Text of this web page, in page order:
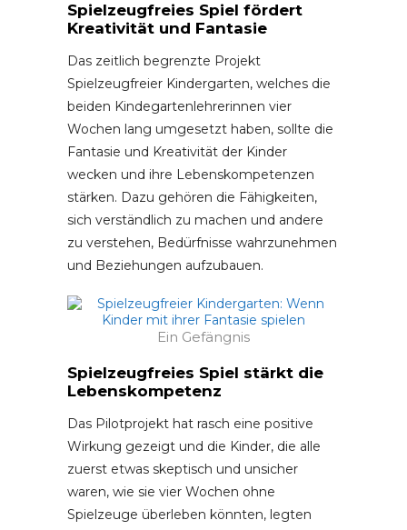
Spielzeugfreies Spiel fördert
Kreativität und Fantasie
Das zeitlich begrenzte Projekt
Spielzeugfreier Kindergarten, welches die
beiden Kindegartenlehrerinnen vier
Wochen lang umgesetzt haben, sollte die
Fantasie und Kreativität der Kinder
wecken und ihre Lebenskompetenzen
stärken. Dazu gehören die Fähigkeiten,
sich verständlich zu machen und andere
zu verstehen, Bedürfnisse wahrzunehmen
und Beziehungen aufzubauen.
Ein Gefängnis
Spielzeugfreies Spiel stärkt die
Lebenskompetenz
Das Pilotprojekt hat rasch eine positive
Wirkung gezeigt und die Kinder, die alle
zuerst etwas skeptisch und unsicher
waren, wie sie vier Wochen ohne
Spielzeuge überleben könnten, legten